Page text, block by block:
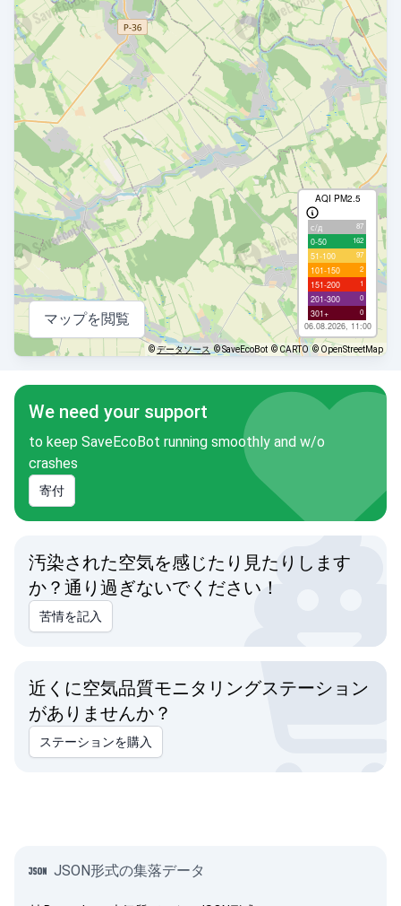
AQI PM2.5
с/д 87
0-50 162
51-100 97
101-150 2
151-200 1
201-300 0
301+ 0
06.08.2026, 11:00
マップを閲覧
©データソース © SaveEcoBot © CARTO © OpenStreetMap
We need your support
to keep SaveEcoBot running smoothly and w/o
crashes
寄付
汚染された空気を感じたり見たりします
か？通り過ぎないでください！
苦情を記入
近くに空気品質モニタリングステーション
がありませんか？
ステーションを購入
JSON形式の集落データ